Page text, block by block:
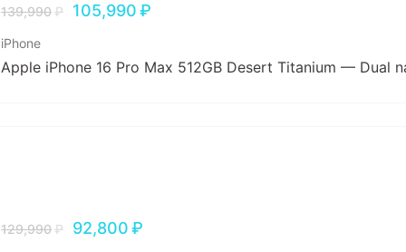
139,990₽ 105,990₽
iPhone
Apple iPhone 16 Pro Max 512GB Desert Titanium — Dual
129,990₽ 92,800₽